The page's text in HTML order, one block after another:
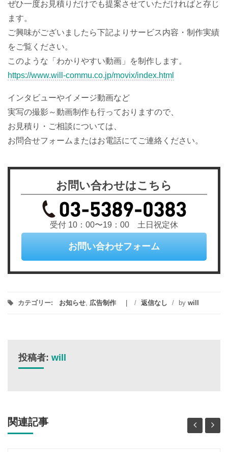
ぜひ一度お見積りだけでも提案させていただければと存じ
ます。
ご興味がございましたら下記よりサービス内容・制作実績
をご覧ください。
このような「わかりやすい動画」を制作します。
https://www.will-commu.co.jp/movix/index.html
インタビューやイメージ動画など
実写の撮影～動画制作も行っておりますので、
お見積り・ご相談については、
お問合せフォームまたはお電話にてご連絡ください。
お問い合わせはこちら
受付 10：00〜19：00 土日祝定休
お問い合わせフォーム
カテゴリー: お知らせ, 広告制作 / 返信なし / by will
投稿者: will
関連記事